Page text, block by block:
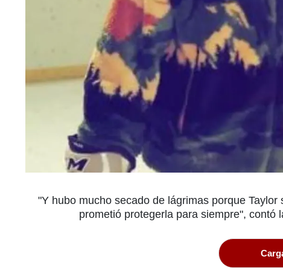
"Y hubo mucho secado de lágrimas porque
prometió protegerla para siempre", contó